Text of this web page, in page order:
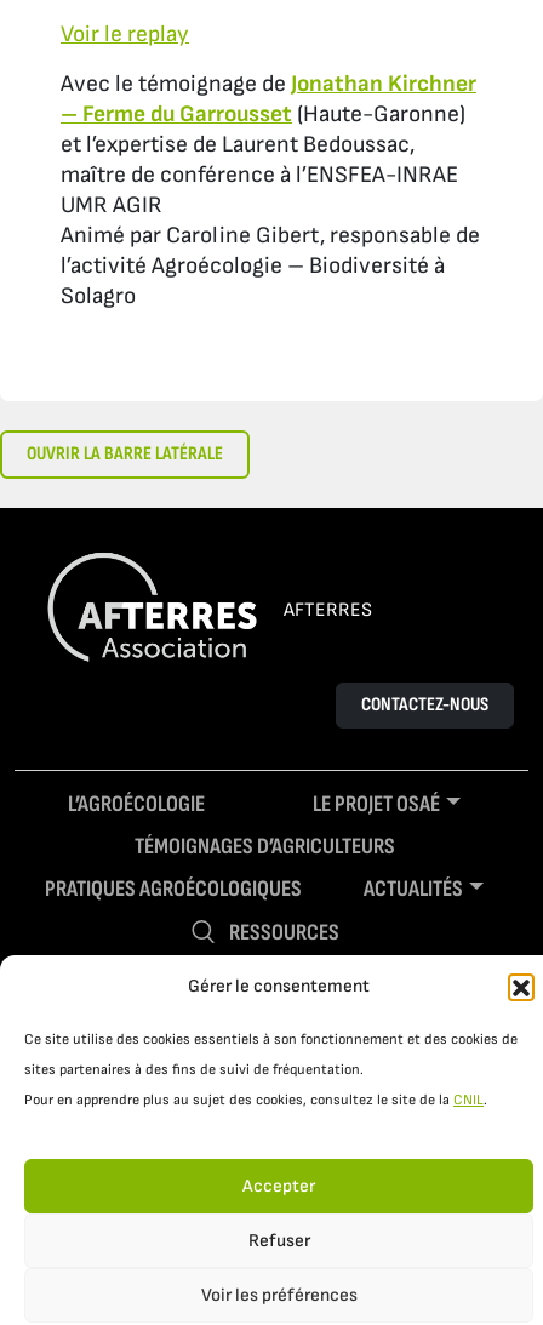
Gérer le consentement
Ce site utilise des cookies essentiels à son fonctionnement et des cookies de
sites partenaires à des fins de suivi de fréquentation.
Pour en apprendre plus au sujet des cookies, consultez le site de la CNIL.
Accepter
Refuser
Voir les préférences
Voir le replay
Avec le témoignage de Jonathan Kirchner
– Ferme du Garrousset (Haute-Garonne)
et l’expertise de Laurent Bedoussac,
maître de conférence à l’ENSFEA-INRAE
UMR AGIR
Animé par Caroline Gibert, responsable de
l’activité Agroécologie – Biodiversité à
Solagro
OUVRIR LA BARRE LATÉRALE
AFTERRES
CONTACTEZ-NOUS
L’AGROÉCOLOGIE
LE PROJET OSAÉ
TÉMOIGNAGES D’AGRICULTEURS
PRATIQUES AGROÉCOLOGIQUES
ACTUALITÉS
RESSOURCES
Politique de confidentialité